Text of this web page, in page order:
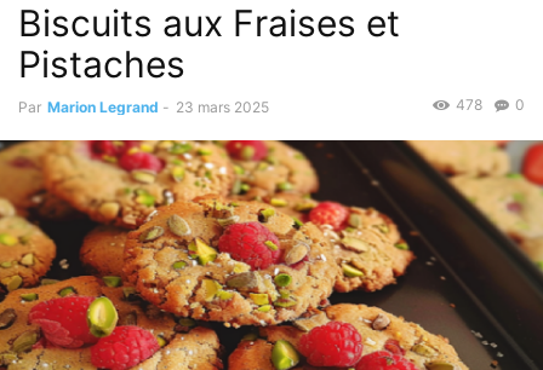
Biscuits aux Fraises et
Pistaches
Par Marion Legrand - 23 mars 2025 0
478